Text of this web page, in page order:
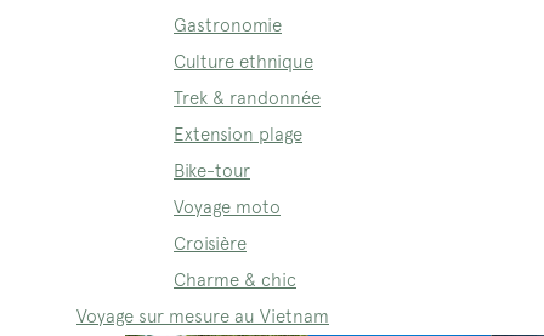
Gastronomie
Culture ethnique
Trek & randonnée
Extension plage
Bike-tour
Voyage moto
Croisière
Charme & chic
Voyage sur mesure au Vietnam